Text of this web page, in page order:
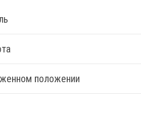
положении